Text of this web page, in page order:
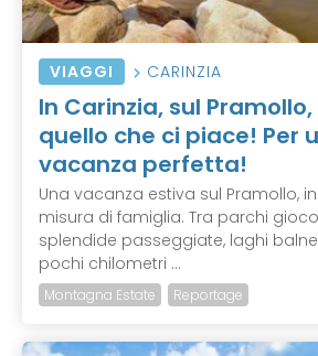
VIAGGI CARINZIA
In Carinzia, sul
quello che ci piace! Per
vacanza perfetta!
Una vacanza estiva sul Pramollo,
misura di famiglia. Tra parchi
splendide passeggiate, laghi
pochi chilometri ...
Montagna Estate Reportage